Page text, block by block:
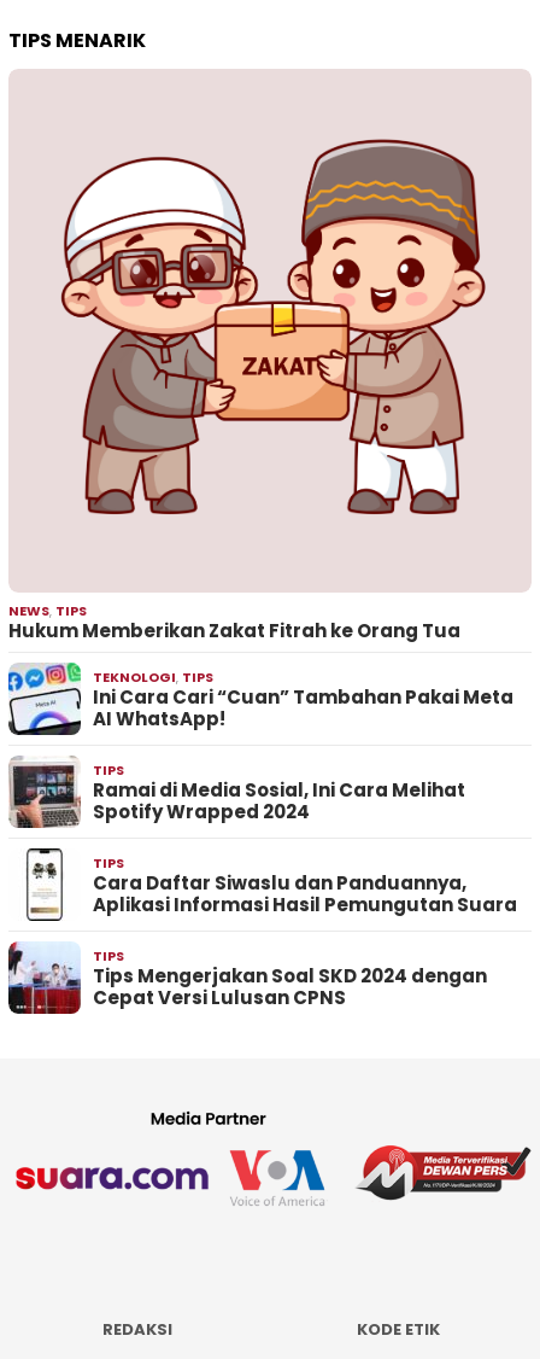
TIPS MENARIK
NEWS, TIPS
Hukum Memberikan Zakat Fitrah ke Orang Tua
TEKNOLOGI, TIPS
Ini Cara Cari “Cuan” Tambahan Pakai Meta
AI WhatsApp!
TIPS
Ramai di Media Sosial, Ini Cara Melihat
Spotify Wrapped 2024
TIPS
Cara Daftar Siwaslu dan Panduannya,
Aplikasi Informasi Hasil Pemungutan Suara
TIPS
Tips Mengerjakan Soal SKD 2024 dengan
Cepat Versi Lulusan CPNS
REDAKSI
KODE ETIK